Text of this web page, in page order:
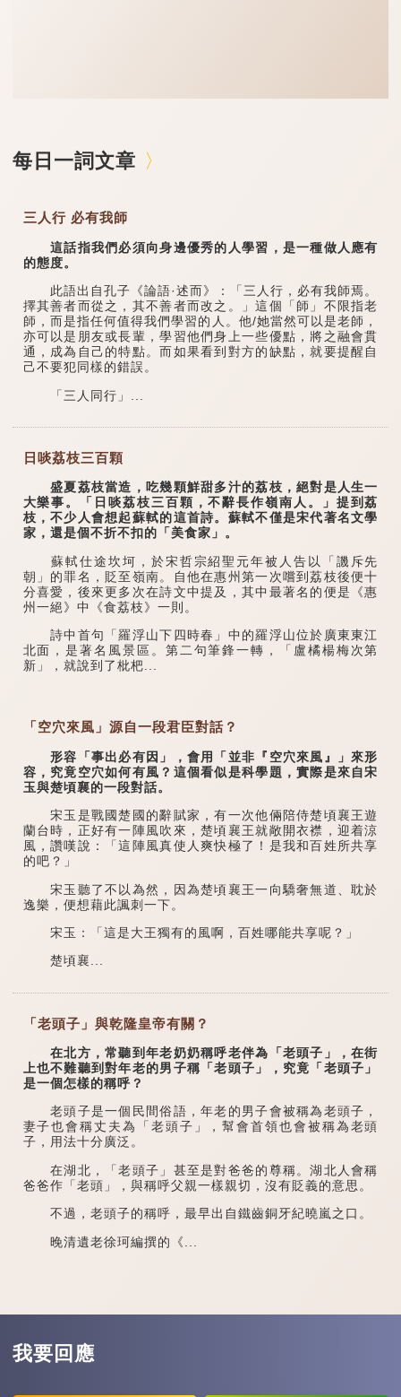
每日一詞文章
三人行 必有我師
這話指我們必須向身邊優秀的人學習，是一種做人應有
的態度。
此語出自孔子《論語·述而》：「三人行，必有我師焉。
擇其善者而從之，其不善者而改之。」這個「師」不限指老
師，而是指任何值得我們學習的人。他/她當然可以是老師，
亦可以是朋友或長輩，學習他們身上一些優點，將之融會貫
通，成為自己的特點。而如果看到對方的缺點，就要提醒自
己不要犯同樣的錯誤。
「三人同行」...
日啖荔枝三百顆
盛夏荔枝當造，吃幾顆鮮甜多汁的荔枝，絕對是人生一
大樂事。「日啖荔枝三百顆，不辭長作嶺南人。」提到荔
枝，不少人會想起蘇軾的這首詩。蘇軾不僅是宋代著名文學
家，還是個不折不扣的「美食家」。
蘇軾仕途坎坷，於宋哲宗紹聖元年被人告以「譏斥先
朝」的罪名，貶至嶺南。自他在惠州第一次嚐到荔枝後便十
分喜愛，後來更多次在詩文中提及，其中最著名的便是《惠
州一絕》中《食荔枝》一則。
詩中首句「羅浮山下四時春」中的羅浮山位於廣東東江
北面，是著名風景區。第二句筆鋒一轉，「盧橘楊梅次第
新」，就說到了枇杷...
「空穴來風」源自一段君臣對話？
形容「事出必有因」，會用「並非『空穴來風』」來形
容，究竟空穴如何有風？這個看似是科學題，實際是來自宋
玉與楚頃襄的一段對話。
宋玉是戰國楚國的辭賦家，有一次他倆陪侍楚頃襄王遊
蘭台時，正好有一陣風吹來，楚頃襄王就敞開衣襟，迎着涼
風，讚嘆說：「這陣風真使人爽快極了！是我和百姓所共享
的吧？」
宋玉聽了不以為然，因為楚頃襄王一向驕奢無道、耽於
逸樂，便想藉此諷刺一下。
宋玉：「這是大王獨有的風啊，百姓哪能共享呢？」
楚頃襄...
「老頭子」與乾隆皇帝有關？
在北方，常聽到年老奶奶稱呼老伴為「老頭子」，在街
上也不難聽到對年老的男子稱「老頭子」，究竟「老頭子」
是一個怎樣的稱呼？
老頭子是一個民間俗語，年老的男子會被稱為老頭子，
妻子也會稱丈夫為「老頭子」，幫會首領也會被稱為老頭
子，用法十分廣泛。
在湖北，「老頭子」甚至是對爸爸的尊稱。湖北人會稱
爸爸作「老頭」，與稱呼父親一樣親切，沒有貶義的意思。
不過，老頭子的稱呼，最早出自鐵齒銅牙紀曉嵐之口。
晚清遺老徐珂編撰的《...
我要回應